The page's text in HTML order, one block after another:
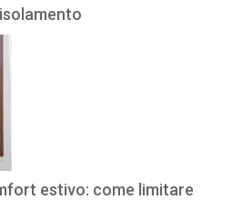
estivo: come limitare